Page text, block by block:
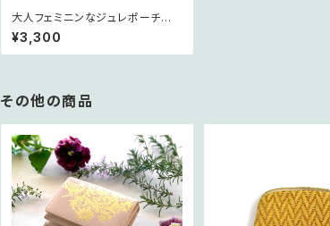
大人フェミニンなジュレポーチ
＜ダークブラウン＞
¥3,300
その他の商品